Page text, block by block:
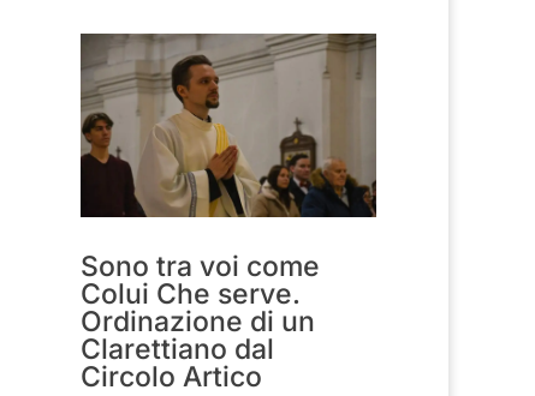
Sono tra voi come
Colui Che serve.
Ordinazione di un
Clarettiano dal
Circolo Artico